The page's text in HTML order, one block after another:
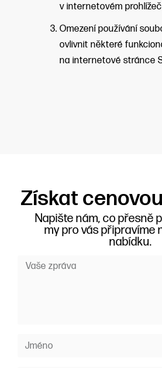
v internetovém
Omezení používání
ovlivnit některé
na internetové stránce
Získat
Napište nám, co přesně
my pro vás připravíme
nabídku.